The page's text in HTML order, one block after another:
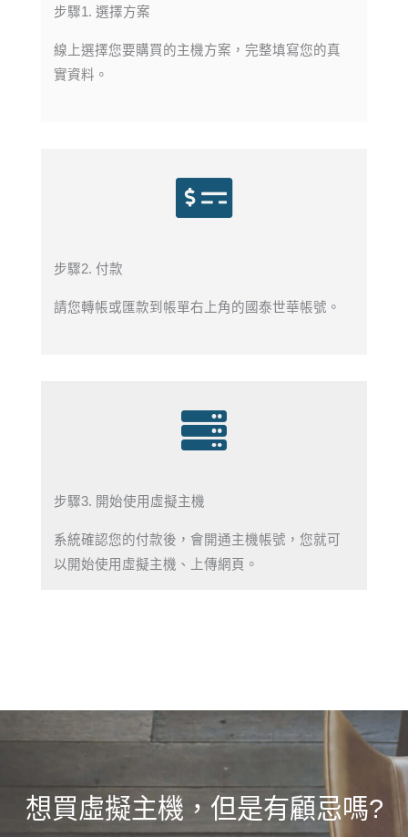
步驟1. 選擇方案
線上選擇您要購買的主機方案，完整填寫您的真
實資料。
步驟2. 付款
請您轉帳或匯款到帳單右上角的國泰世華帳號。
步驟3. 開始使用虛擬主機
系統確認您的付款後，會開通主機帳號，您就可
以開始使用虛擬主機、上傳網頁。
想買虛擬主機，但是有顧忌嗎?